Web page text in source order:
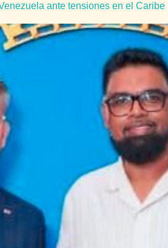
ante tensiones en el Caribe